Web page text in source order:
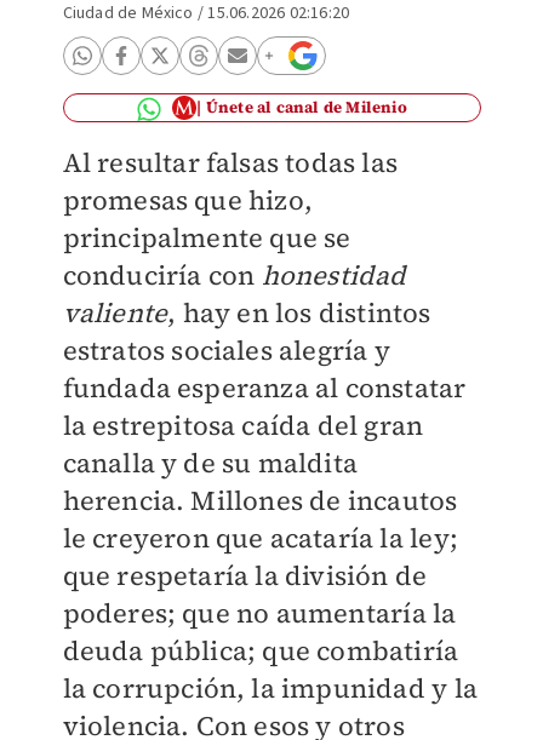
Ciudad de México /15.06.2026 02:16:20
Únete al canal de Milenio
Al resultar falsas todas las
promesas que hizo,
principalmente que se
conduciría con honestidad
valiente, hay en los distintos
estratos sociales alegría y
fundada esperanza al constatar
la estrepitosa caída del gran
canalla y de su maldita
herencia. Millones de incautos
le creyeron que acataría la ley;
que respetaría la división de
poderes; que no aumentaría la
deuda pública; que combatiría
la corrupción, la impunidad y la
violencia. Con esos y otros